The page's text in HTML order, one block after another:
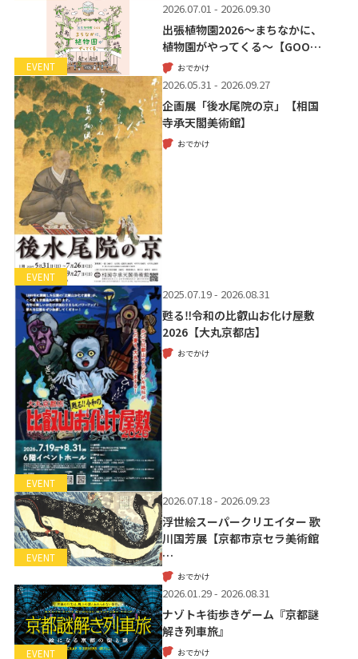
EVENT
2026.07.01 - 2026.09.30
出張植物園2026～まちなかに、
植物園がやってくる～【GOO…
おでかけ
EVENT
2026.05.31 - 2026.09.27
企画展「後水尾院の京」【相国
寺承天閣美術館】
おでかけ
EVENT
2025.07.19 - 2026.08.31
甦る‼令和の比叡山お化け屋敷
2026【大丸京都店】
おでかけ
EVENT
2026.07.18 - 2026.09.23
浮世絵スーパークリエイター 歌
川国芳展【京都市京セラ美術館
…
おでかけ
EVENT
2026.01.29 - 2026.08.31
ナゾトキ街歩きゲーム『京都謎
解き列車旅』
おでかけ